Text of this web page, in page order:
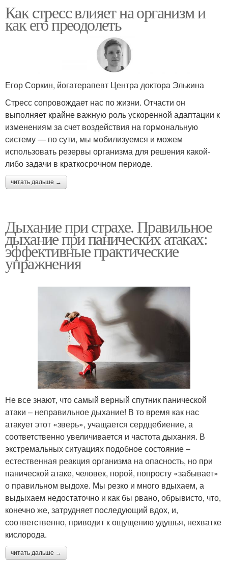
Как стресс влияет на организм и
как его преодолеть
Егор Соркин, йогатерапевт Центра доктора Элькина
Стресс сопровождает нас по жизни. Отчасти он
выполняет крайне важную роль ускоренной адаптации к
изменениям за счет воздействия на гормональную
систему — по сути, мы мобилизуемся и можем
использовать резервы организма для решения какой-
либо задачи в краткосрочном периоде.
читать дальше →
Дыхание при страхе. Правильное
дыхание при панических атаках:
эффективные практические
упражнения
Не все знают, что самый верный спутник панической
атаки – неправильное дыхание! В то время как нас
атакует этот «зверь», учащается сердцебиение, а
соответственно увеличивается и частота дыхания. В
экстремальных ситуациях подобное состояние –
естественная реакция организма на опасность, но при
панической атаке, человек, порой, попросту «забывает»
о правильном выдохе. Мы резко и много вдыхаем, а
выдыхаем недостаточно и как бы рвано, обрывисто, что,
конечно же, затрудняет последующий вдох, и,
соответственно, приводит к ощущению удушья, нехватке
кислорода.
читать дальше →